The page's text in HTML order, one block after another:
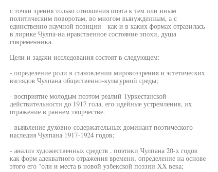
с точки зрения только отношения поэта к тем или иным
политическим поворотам, во многом вынужденным, а с
единственно научной позиции - как и в каких формах отразилась
в лирике Чулпа-на нравственное состояние эпохи, душа
современника.
Цели и задачи исследования состоят в следующем:
- определение роли в становлении мировоззрения и эстетических
взглядов Чулпана общественно-культурной среды;
- восприятие молодым поэтом реалий Туркестанской
действительности до 1917 гола, его идейные устремления, их
отражение в раннем творчестве.
- выявление духовно-содержательных доминант поэтического
наследия Чулпана 1917-1924 годов;
- анализ художественных средств . поэтики Чулпана 20-х годов
как форм адекватного отражения времени, определение на основе
этого его "оли и места в новой узбекской поэзии XX века;